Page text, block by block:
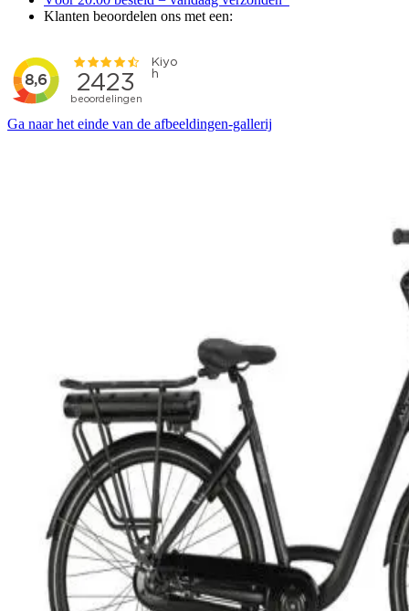
Klanten beoordelen ons met een:
Ga naar het einde van de afbeeldingen-gallerij